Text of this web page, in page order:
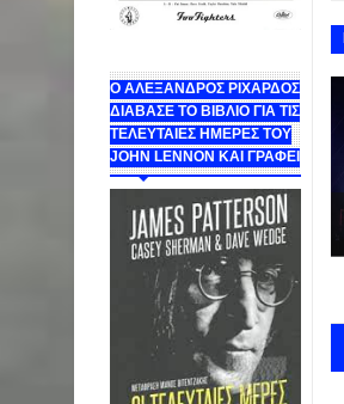
Ο ΑΛΕΞΑΝΔΡΟΣ ΡΙΧΑΡΔΟΣ
ΔΙΑΒΑΣΕ ΤΟ ΒΙΒΛΙΟ ΓΙΑ ΤΙΣ
ΤΕΛΕΥΤΑΙΕΣ ΗΜΕΡΕΣ ΤΟΥ
JOHN LENNON ΚΑΙ ΓΡΑΦΕΙ